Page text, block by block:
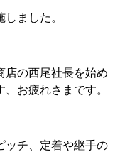
ました。
店の西尾社長を始め
お疲れさまです。
ッチ、定着や継手の